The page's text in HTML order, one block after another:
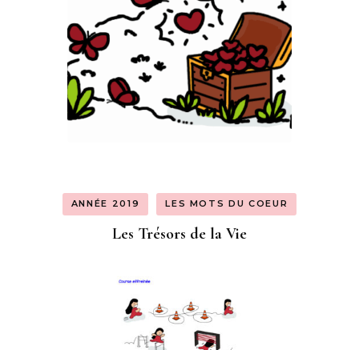
ANNÉE 2019 LES MOTS DU COEUR
Les Trésors de la Vie